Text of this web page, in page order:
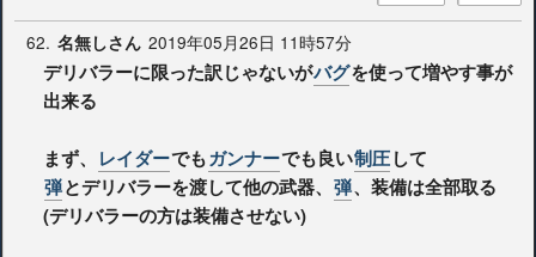
62. 名無しさん 2019年05月26日 11時57分
デリバラーに限った訳じゃないがバグを使って増やす事が
出来る
まず、 レイダーでもガンナーでも良い制圧して
弾とデリバラーを渡して他の武器、 弾、装備は全部取る
(デリバラーの方は装備させない)